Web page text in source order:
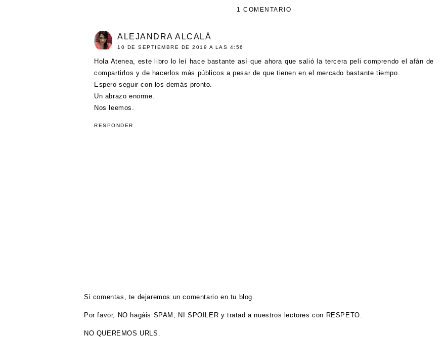
1 COMENTARIO
ALEJANDRA ALCALÁ
10 DE SEPTIEMBRE DE 2019 A LAS 4:56
Hola Atenea, este libro lo leí hace bastante así que ahora que salió la tercera peli comprendo el afán de
compartirlos y de hacerlos más públicos a pesar de que tienen en el mercado bastante tiempo.
Espero seguir con los demás pronto.
Un abrazo enorme.
Nos leemos.
RESPONDER
Si comentas, te dejaremos un comentario en tu blog.
Por favor, NO hagáis SPAM, NI SPOILER y tratad a nuestros lectores con RESPETO.
NO QUEREMOS URLS.